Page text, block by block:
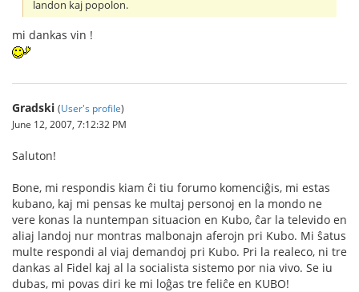
landon kaj popolon.
mi dankas vin !
Gradski (User's profile)
June 12, 2007, 7:12:32 PM
Saluton!
Bone, mi respondis kiam ĉi tiu forumo komenciĝis, mi estas
kubano, kaj mi pensas ke multaj personoj en la mondo ne
vere konas la nuntempan situacion en Kubo, ĉar la televido en
aliaj landoj nur montras malbonajn aferojn pri Kubo. Mi ŝatus
multe respondi al viaj demandoj pri Kubo. Pri la realeco, ni tre
dankas al Fidel kaj al la socialista sistemo por nia vivo. Se iu
dubas, mi povas diri ke mi loĝas tre feliĉe en KUBO!